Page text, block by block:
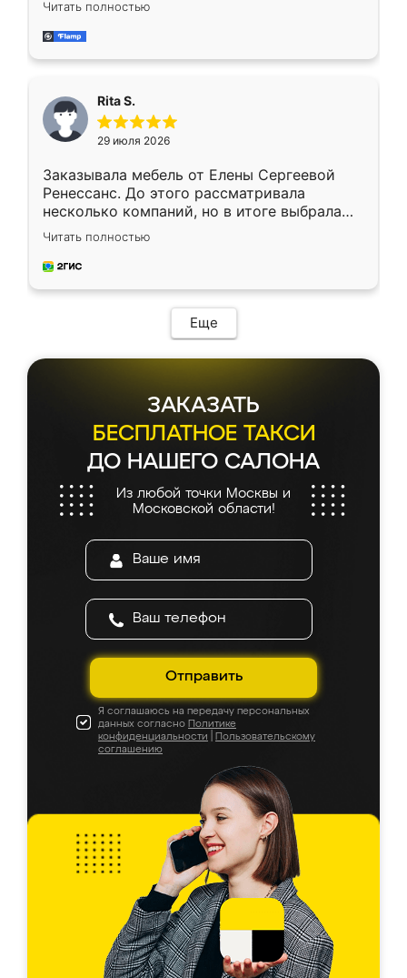
довольны работой. Спасибо Ренессанс
мебель за качественную работу!
Читать полностью
Rita S.
29 июля 2026
Заказывала мебель от Елены Сергеевой
Ренессанс. До этого рассматривала
несколько компаний, но в итоге выбрала
эту. Сначала обговорили условия, потом
приехал замерщик, всё спокойно объяснил
и снял размеры. Изготовили в срок, с
мебель сразу встала на свое место без
каких-либо доработок. Качеством осталась
довольна, все выглядит так, как и ожидала.
Читать полностью
Еще
ЗАКАЗАТЬ
БЕСПЛАТНОЕ ТАКСИ
ДО НАШЕГО САЛОНА
Из любой точки Москвы и
Московской области!
Отправить
Я соглашаюсь на передачу персональных
данных согласно Политике
конфиденциальности
Пользовательскому
соглашению